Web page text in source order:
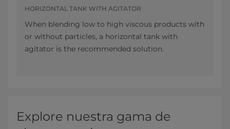
HORIZONTAL TANK WITH AGITATOR
When blending low to high viscous products with
or without particles, a horizontal tank with
agitator is the recommended solution.
Explore nuestra gama de